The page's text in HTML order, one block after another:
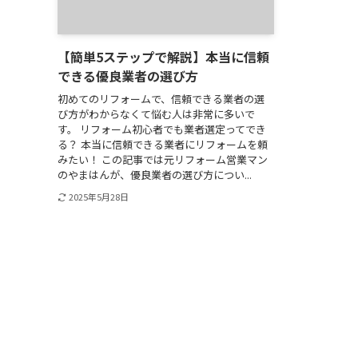
【簡単5ステップで解説】本当に信頼
できる優良業者の選び方
初めてのリフォームで、信頼できる業者の選
び方がわからなくて悩む人は非常に多いで
す。 リフォーム初心者でも業者選定ってでき
る？ 本当に信頼できる業者にリフォームを頼
みたい！ この記事では元リフォーム営業マン
のやまはんが、優良業者の選び方につい...
2025年5月28日